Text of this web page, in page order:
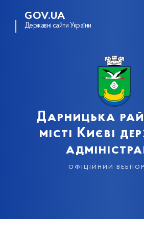
GOV.UA
Державні сайти України
Дарницька
місті Києві
офіційний